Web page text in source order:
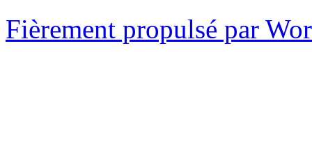
Fièrement propulsé par